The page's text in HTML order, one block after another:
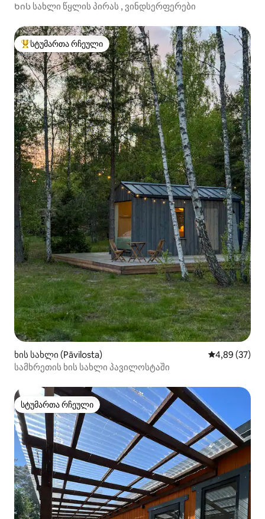
Ხის სახლი წყლის პირას , ვინდსერფერები
სტუმართა რჩეული მოწინავე ვარიანტი
სტუმართა რჩეული
ხის სახლი (Pāvilosta) საშუალო
4,89 (37)
სამხრეთის ხის სახლი პავილოსტაში
სტუმართა რჩეული
სტუმართა რჩეული